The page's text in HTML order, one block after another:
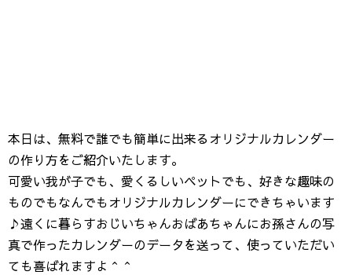
本日は、無料で誰でも簡単に出来るオリジナルカレンダー
の作り方をご紹介いたします。
可愛い我が子でも、愛くるしいペットでも、好きな趣味の
ものでもなんでもオリジナルカレンダーにできちゃいます
♪遠くに暮らすおじいちゃんおばあちゃんにお孫さんの写
真で作ったカレンダーのデータを送って、使っていただい
ても喜ばれますよ＾＾